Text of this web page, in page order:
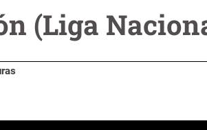
(Liga